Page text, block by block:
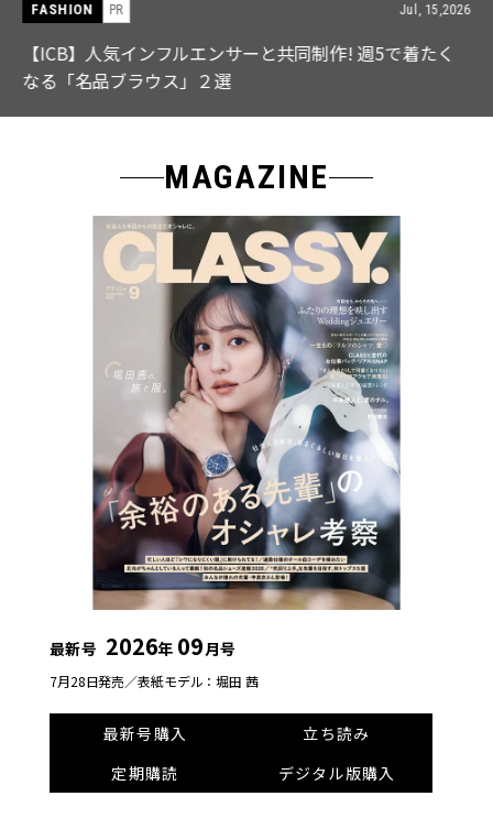
FASHION PR Jul, 15,2026
【ICB】人気インフルエンサーと共同制作! 週5で着たく
なる「名品ブラウス」２選
MAGAZINE
最新号 2026年 09月号
7月28日発売／表紙モデル：堀田 茜
最新号購入
立ち読み
定期購読
デジタル版購入